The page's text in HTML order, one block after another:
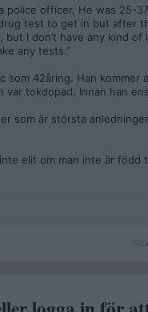
police officer. He was 25-
test to get in but after
I don’t have any kind of
any tests.”
som 42åring. Han
tokdopad. Innan han
som är största
elit om man inte är född
Sidan